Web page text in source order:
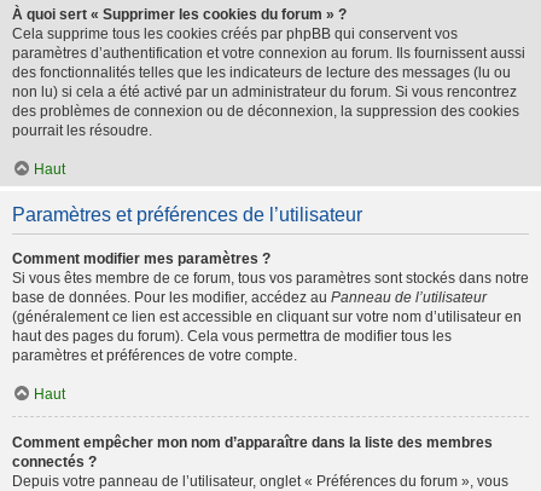
À quoi sert « Supprimer les cookies du forum » ?
Cela supprime tous les cookies créés par phpBB qui conservent vos
paramètres d’authentification et votre connexion au forum. Ils fournissent aussi
des fonctionnalités telles que les indicateurs de lecture des messages (lu ou
non lu) si cela a été activé par un administrateur du forum. Si vous rencontrez
des problèmes de connexion ou de déconnexion, la suppression des cookies
pourrait les résoudre.
Haut
Paramètres et préférences de l’utilisateur
Comment modifier mes paramètres ?
Si vous êtes membre de ce forum, tous vos paramètres sont stockés dans notre
base de données. Pour les modifier, accédez au Panneau de l’utilisateur
(généralement ce lien est accessible en cliquant sur votre nom d’utilisateur en
haut des pages du forum). Cela vous permettra de modifier tous les
paramètres et préférences de votre compte.
Haut
Comment empêcher mon nom d’apparaître dans la liste des membres
connectés ?
Depuis votre panneau de l’utilisateur, onglet « Préférences du forum », vous